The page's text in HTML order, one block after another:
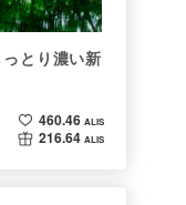
とり濃い新
460.46 ALIS
216.64 ALIS